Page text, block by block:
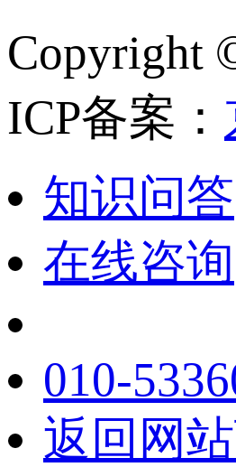
Copyright
ICP备案：
知识问答
在线咨询
010-
返回网